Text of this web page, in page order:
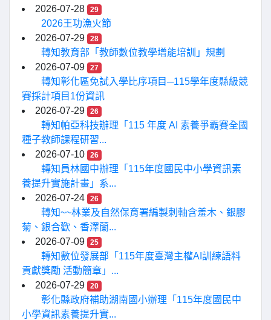
2026-07-28
29
2026王功漁火節
2026-07-29
28
轉知教育部「教師數位教學增能培訓」規劃
2026-07-09
27
轉知彰化區免試入學比序項目─115學年度縣級競
賽採計項目1份資訊
2026-07-29
26
轉知帕亞科技辦理「115 年度 AI 素養爭霸賽全國
種子教師課程研習...
2026-07-10
26
轉知員林國中辦理「115年度國民中小學資訊素
養提升實施計畫」系...
2026-07-24
26
轉知~~林業及自然保育署編製刺軸含羞木、銀膠
菊、銀合歡、香澤蘭...
2026-07-09
25
轉知數位發展部「115年度臺灣主權AI訓練語料
貢獻獎勵 活動簡章」...
2026-07-29
20
彰化縣政府補助湖南國小辦理「115年度國民中
小學資訊素養提升實...